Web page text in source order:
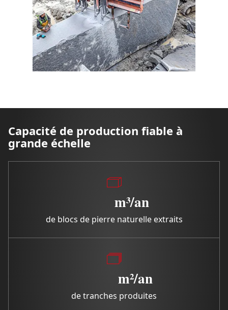
Capacité de production fiable à
grande échelle
m³/an
de blocs de pierre naturelle extraits
m²/an
de tranches produites